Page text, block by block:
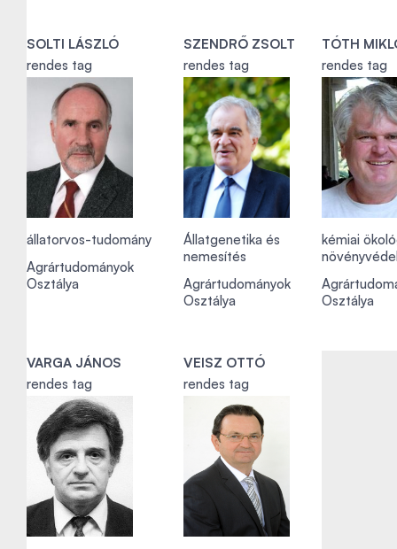
SOLTI LÁSZLÓ
rendes tag
állatorvos-tudomány
Agrártudományok
Osztálya
SZENDRŐ ZSOLT
rendes tag
Állatgenetika és
nemesítés
Agrártudományok
Osztálya
TÓTH
rendes tag
kémiai
Osztálya
VARGA JÁNOS
rendes tag
VEISZ OTTÓ
rendes tag